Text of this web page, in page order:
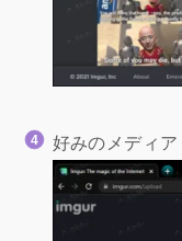
好みのメディア